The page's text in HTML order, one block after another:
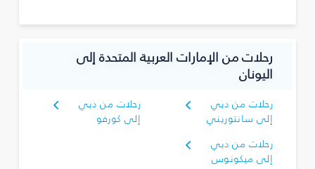
رحلات من الإمارات العربية المتحدة إلى
اليونان
رحلات من دبي
إلى سانتوريني
رحلات من دبي
إلى كورفو
رحلات من دبي
إلى ميكونوس